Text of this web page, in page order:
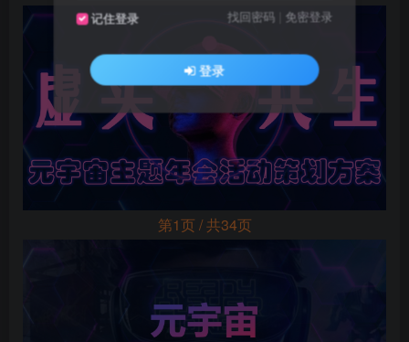
第1页 / 共34页
记住登录 找回密码 免密登录
登录